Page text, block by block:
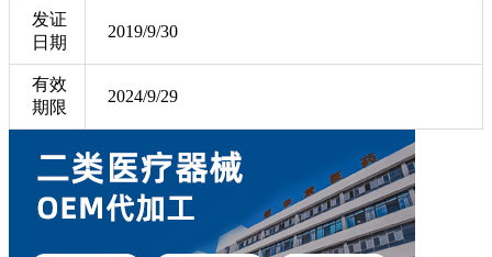
发证
日期
2019/9/30
有效
期限
2024/9/29